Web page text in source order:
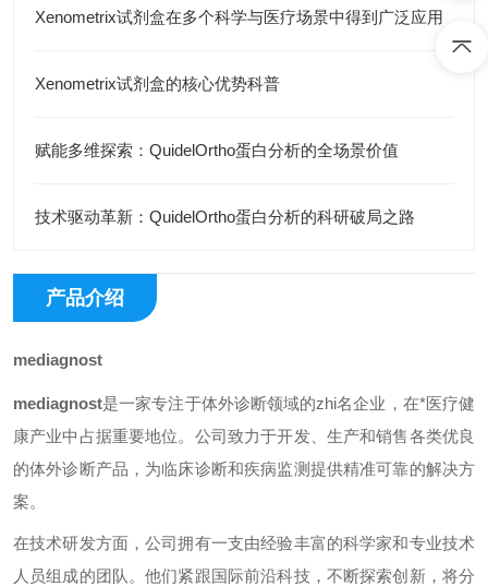
Xenometrix试剂盒在多个科学与医疗场景中得到广泛应用
Xenometrix试剂盒的核心优势科普
赋能多维探索：QuidelOrtho蛋白分析的全场景价值
技术驱动革新：QuidelOrtho蛋白分析的科研破局之路
产品介绍
mediagnost
mediagnost是一家专注于体外诊断领域的zhi名企业，在*医疗健
康产业中占据重要地位。公司致力于开发、生产和销售各类优良
的体外诊断产品，为临床诊断和疾病监测提供精准可靠的解决方
案。
在技术研发方面，公司拥有一支由经验丰富的科学家和专业技术
人员组成的团队。他们紧跟国际前沿科技，不断探索创新，将分